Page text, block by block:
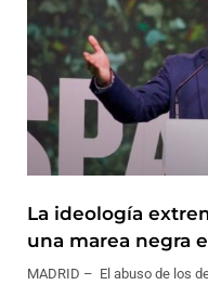
La ideología
una marea negra
MADRID – El abuso de los